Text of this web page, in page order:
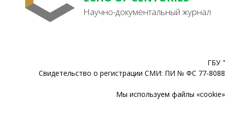
Научно-документальный журнал
ГБУ
Свидетельство о регистрации СМИ: ПИ № ФС 77-
Мы используем файлы «cookie»